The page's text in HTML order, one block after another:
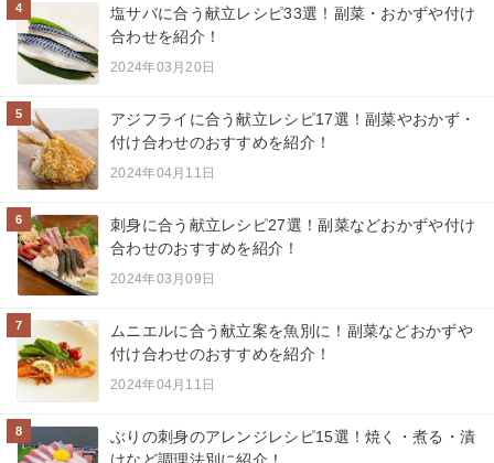
4
塩サバに合う献立レシピ33選！副菜・おかずや付け
合わせを紹介！
2024年03月20日
5
アジフライに合う献立レシピ17選！副菜やおかず・
付け合わせのおすすめを紹介！
2024年04月11日
6
刺身に合う献立レシピ27選！副菜などおかずや付け
合わせのおすすめを紹介！
2024年03月09日
7
ムニエルに合う献立案を魚別に！副菜などおかずや
付け合わせのおすすめを紹介！
2024年04月11日
8
ぶりの刺身のアレンジレシピ15選！焼く・煮る・漬